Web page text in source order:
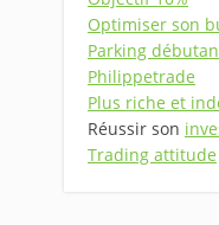
Optimiser son
Parking
Philippetrade
Plus riche et
Réussir son
Trading attitude